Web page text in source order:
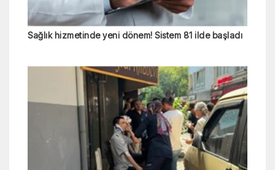
Sağlık hizmetinde yeni dönem! Sistem 81 ilde başladı